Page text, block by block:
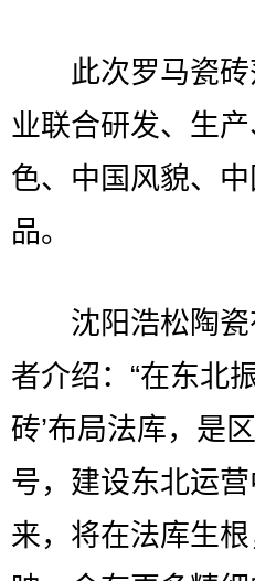
此次罗马瓷砖
业联合研发、生
色、中国风貌、
品。
沈阳浩松陶瓷
者介绍：“在东北
砖’布局法库，是
号，建设东北运
来，将在法库生